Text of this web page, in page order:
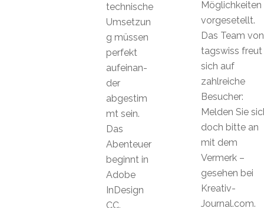
Möglichkeiten
vorgesetellt.
Das Team von
tagswiss freut
sich auf
zahlreiche
Besucher:
Melden Sie
doch bitte an
mit dem
Vermerk –
gesehen bei
Kreativ-
Journal.com.
technische
Umsetzun
g müssen
perfekt
aufeinan-
der
abgestim
mt sein.
Das
Abenteuer
beginnt in
Adobe
InDesign
CC.